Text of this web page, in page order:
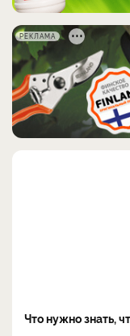
РЕКЛАМА
Что нужно знать,